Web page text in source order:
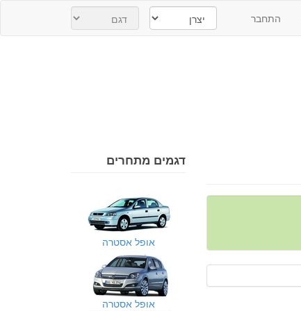
התחבר
דגמים מתחרים
אופל אסטרה
אופל אסטרה